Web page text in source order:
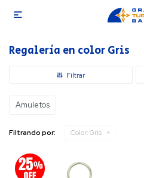

Regalería en color Gris
Amuletos
Filtrando por: Color: Gris